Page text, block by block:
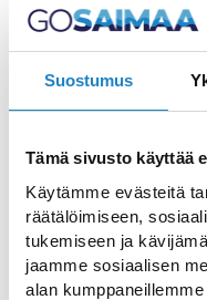
Suostumus
Tämä sivusto käyttää
Käytämme evästeitä
räätälöimiseen,
tukemiseen ja
jaamme sosiaalisen
alan
Come and
back